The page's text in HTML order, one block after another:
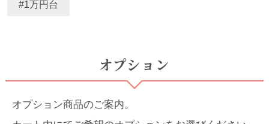
#1万円台
オプション
オプション商品のご案内。